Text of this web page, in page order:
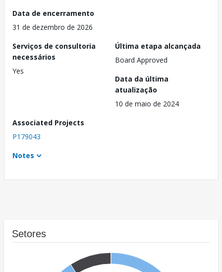
Data de encerramento
31 de dezembro de 2026
Serviços de consultoria
necessários
Yes
Última etapa alcançada
Board Approved
Data da última
atualização
10 de maio de 2024
Associated Projects
P179043
Notes
Setores